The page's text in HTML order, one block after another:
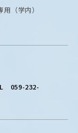
059-232-
（学内）